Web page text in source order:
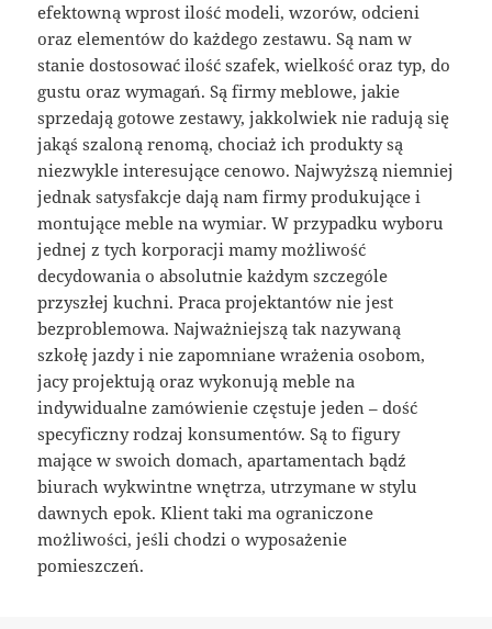
efektowną wprost ilość modeli, wzorów, odcieni
oraz elementów do każdego zestawu. Są nam w
stanie dostosować ilość szafek, wielkość oraz typ, do
gustu oraz wymagań. Są firmy meblowe, jakie
sprzedają gotowe zestawy, jakkolwiek nie radują się
jakąś szaloną renomą, chociaż ich produkty są
niezwykle interesujące cenowo. Najwyższą niemniej
jednak satysfakcje dają nam firmy produkujące i
montujące meble na wymiar. W przypadku wyboru
jednej z tych korporacji mamy możliwość
decydowania o absolutnie każdym szczególe
przyszłej kuchni. Praca projektantów nie jest
bezproblemowa. Najważniejszą tak nazywaną
szkołę jazdy i nie zapomniane wrażenia osobom,
jacy projektują oraz wykonują meble na
indywidualne zamówienie częstuje jeden – dość
specyficzny rodzaj konsumentów. Są to figury
mające w swoich domach, apartamentach bądź
biurach wykwintne wnętrza, utrzymane w stylu
dawnych epok. Klient taki ma ograniczone
możliwości, jeśli chodzi o wyposażenie
pomieszczeń.